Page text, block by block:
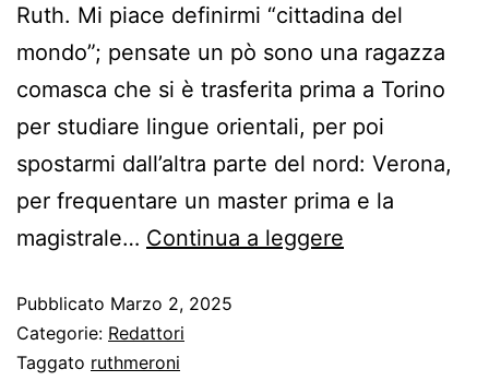
Ruth. Mi piace definirmi “cittadina del
mondo”; pensate un pò sono una ragazza
comasca che si è trasferita prima a Torino
per studiare lingue orientali, per poi
spostarmi dall’altra parte del nord: Verona,
per frequentare un master prima e la
magistrale… Continua a leggere
Pubblicato Marzo 2, 2025
Categorie: Redattori
Taggato ruthmeroni